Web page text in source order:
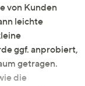
von Kunden
leichte
ggf. anprobiert,
getragen.
die